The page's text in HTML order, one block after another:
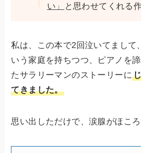
い」
と思わせてくれる
私は、この本で2回泣いてまして
いう家庭を持ちつつ、ピアノを
たサラリーマンのストーリーに
てきました。
思い出しただけで、涙腺がほこ